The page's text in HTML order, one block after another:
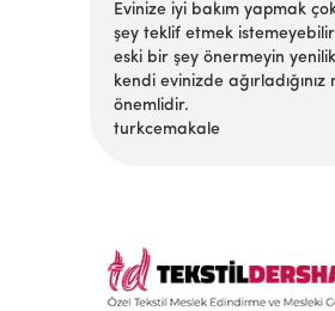
Evinize iyi bakım yapmak
şey teklif etmek
eski bir şey önermeyin
kendi evinizde
önemlidir.
turkcemakale